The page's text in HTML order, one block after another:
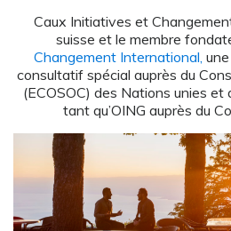
Caux Initiatives et
suisse et le membre
Changement International,
consultatif spécial auprès du
(ECOSOC) des Nations unies
tant qu’OING auprès du